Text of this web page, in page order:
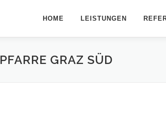
HOME LEISTUNGEN
PFARRE GRAZ SÜD